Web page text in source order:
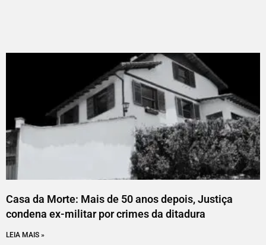
Casa da Morte: Mais de 50 anos depois, Justiça
condena ex-militar por crimes da ditadura
LEIA MAIS »